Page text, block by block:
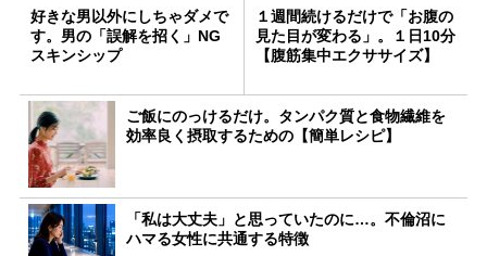
好きな男以外にしちゃダメで
す。男の「誤解を招く」NG
スキンシップ
１週間続けるだけで「お腹の
見た目が変わる」。１日10分
【腹筋集中エクササイズ】
ご飯にのっけるだけ。タンパク質と食物繊維を
効率良く摂取するための【簡単レシピ】
「私は大丈夫」と思っていたのに…。不倫沼に
ハマる女性に共通する特徴